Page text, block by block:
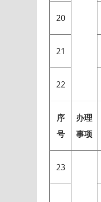
20
21
22
序
号
办理
事项
23